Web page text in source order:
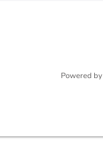
Powered by